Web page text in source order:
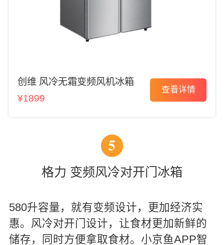
创维 风冷无霜变频风机冰箱
¥1899
查看详情
5
格力 变频风冷对开门冰箱
580升容量，就有变频设计，更加经济实
惠。风冷对开门设计，让食材更加新鲜的
储存，同时方便拿取食材。小京鱼APP智